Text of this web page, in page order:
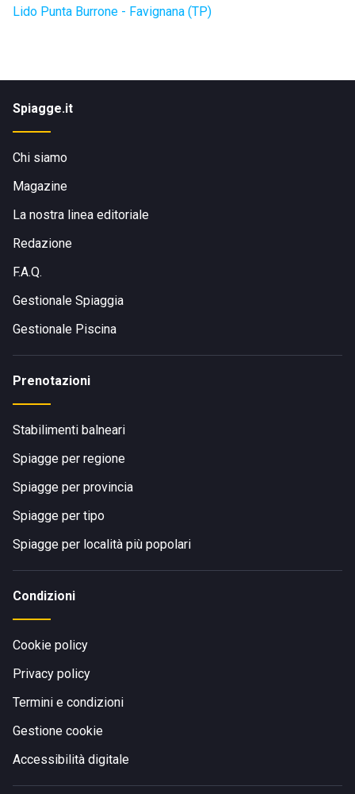
Lido Punta Burrone - Favignana (TP)
Spiagge.it
Chi siamo
Magazine
La nostra linea editoriale
Redazione
F.A.Q.
Gestionale Spiaggia
Gestionale Piscina
Prenotazioni
Stabilimenti balneari
Spiagge per regione
Spiagge per provincia
Spiagge per tipo
Spiagge per località più popolari
Condizioni
Cookie policy
Privacy policy
Termini e condizioni
Gestione cookie
Accessibilità digitale